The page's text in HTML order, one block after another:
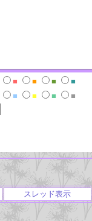
■ ■ ■
■
■ ■ ■
■
スレッド表示